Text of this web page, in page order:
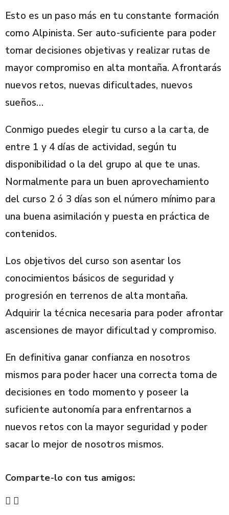
Esto es un paso más en tu constante formación
como Alpinista. Ser auto-suficiente para poder
tomar decisiones objetivas y realizar rutas de
mayor compromiso en alta montaña. Afrontarás
nuevos retos, nuevas dificultades, nuevos
sueños…
Conmigo puedes elegir tu curso a la carta, de
entre 1 y 4 días de actividad, según tu
disponibilidad o la del grupo al que te unas.
Normalmente para un buen aprovechamiento
del curso 2 ó 3 días son el número mínimo para
una buena asimilación y puesta en práctica de
contenidos.
Los objetivos del curso son asentar los
conocimientos básicos de seguridad y
progresión en terrenos de alta montaña.
Adquirir la técnica necesaria para poder afrontar
ascensiones de mayor dificultad y compromiso.
En definitiva ganar confianza en nosotros
mismos para poder hacer una correcta toma de
decisiones en todo momento y poseer la
suficiente autonomía para enfrentarnos a
nuevos retos con la mayor seguridad y poder
sacar lo mejor de nosotros mismos.
Comparte-lo con tus amigos: